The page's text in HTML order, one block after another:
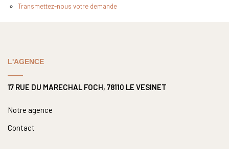
Notre Équipe
Transmettez-nous votre demande
L'AGENCE
17 RUE DU MARECHAL FOCH, 78110 LE VESINET
Notre agence
Contact